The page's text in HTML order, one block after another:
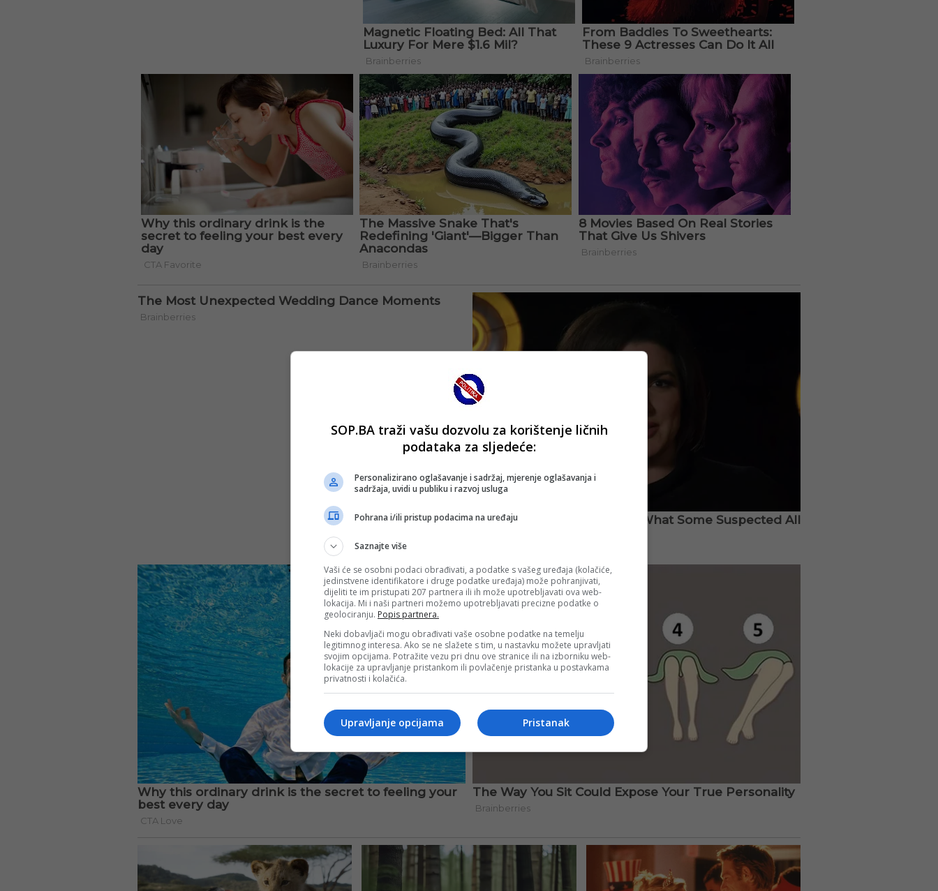
SOP.BA traži vašu dozvolu za korištenje ličnih
podataka za sljedeće:
Personalizirano oglašavanje i sadržaj, mjerenje oglašavanja i
sadržaja, uvidi u publiku i razvoj usluga
Pohrana i/ili pristup podacima na uređaju
Saznajte više
Vaši će se osobni podaci obrađivati, a podatke s vašeg uređaja (kolačiće,
jedinstvene identifikatore i druge podatke uređaja) može pohranjivati,
dijeliti te im pristupati 207 partnera ili ih može upotrebljavati ova web-
lokacija. Mi i naši partneri možemo upotrebljavati precizne podatke o
geolociranju. Popis partnera.
Neki dobavljači mogu obrađivati vaše osobne podatke na temelju
legitimnog interesa. Ako se ne slažete s tim, u nastavku možete upravljati
svojim opcijama. Potražite vezu pri dnu ove stranice ili na izborniku web-
lokacije za upravljanje pristankom ili povlačenje pristanka u postavkama
privatnosti i kolačića.
Pristanak
Upravljanje opcijama